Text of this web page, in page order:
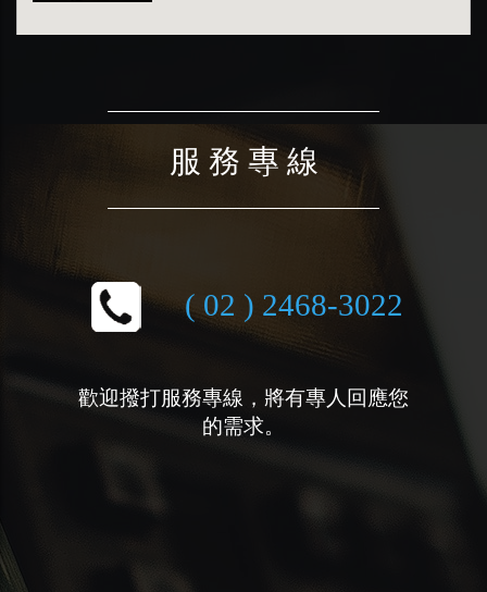
服 務 專 線
( 02 ) 2468-3022
歡迎撥打服務專線，將有專人回應您
的需求。